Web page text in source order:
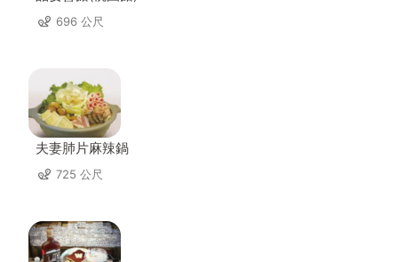
696 公尺
夫妻肺片麻辣鍋
725 公尺